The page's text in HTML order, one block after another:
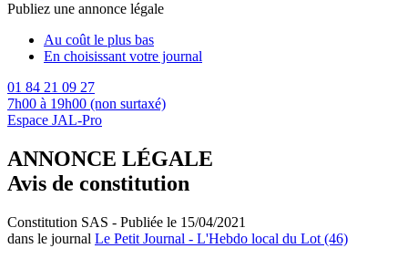
Publiez une annonce légale
Au coût le plus bas
En choisissant votre journal
01 84 21 09 27
7h00 à 19h00 (non surtaxé)
Espace JAL-Pro
ANNONCE LÉGALE
Avis de constitution
Constitution SAS - Publiée le 15/04/2021
dans le journal Le Petit Journal - L'Hebdo local du Lot (46)